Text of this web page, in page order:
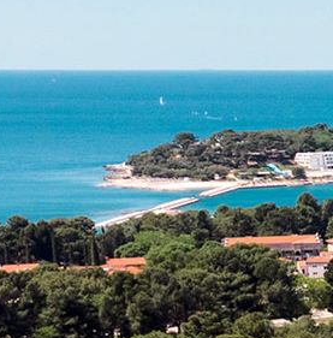
i prehranu
i razvoj poljoprivrede
imanje